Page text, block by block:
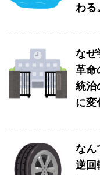
わる
なぜ
革命
統治
に変
なん
逆回